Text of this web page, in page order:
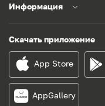
Информация
Скачать приложение
App Store
AppGallery